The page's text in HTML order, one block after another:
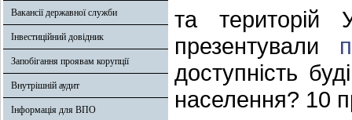
Вакансії державної служби
Інвестиційний довідник
Запобігання проявам корупції
Внутрішній аудит
Інформація для ВПО
та територій
презентували
доступність
населення? 10